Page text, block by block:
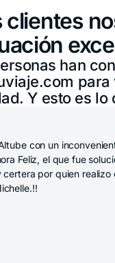
clientes
han
para
Y esto es lo
Mi
cobertura
la